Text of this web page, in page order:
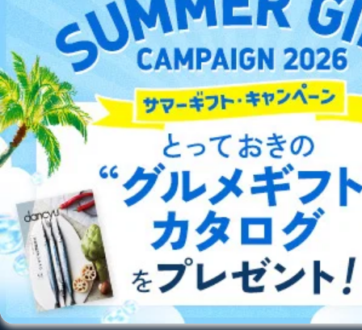
当該事業者の権利又は正当な利益を害するおそれがある
場合
③国の機関又は地方公共団体が法令の定める事務を遂行
することに対して協力する必要がある場合であって、利
用目的を本人に通知し、又は公表することによって当該
事務の遂行に支障を及ぼすおそれがあるとき
④開示対象個人情報の利用目的が明らかな場合
開示対象個人情報については、保有個人データの本人ま
たはその代理人からの利用目的の通知、開示、変更等
（内容の訂正、追加または削除）、利用停止等（「利用
の停止または消去」「第三者への提供の停止」）の求め
に対応させていただいております。 当社顧客の皆様の
個人情報は「マイページ」にログインしていただくこと
で、訂正、追加、変更を行っていただくことが出来ま
す。マイページをご利用いただけない方、その他の方に
つきましては、下記Aをご覧ください。 また、ご登録い
ただいた個人情報のうち、市町村などの名称および郵便
番号、金融機関の名称あるいはクレジットカードの有効
期限など、商品のお届けやご請求を行う上で支障がある
情報に変更があった場合には、当社が登録情報を変更さ
ご利用方法はこちら
総合案内
アフィリエイト 採用情報
プレスリリース お問い合わせ
利用規約プライバシーポリシー 特定商取引法に基づく表示
出版社の皆様へ
投資家の皆様へサイトマップ
©︎2002 FUJISAN MAGAZINE SERVICE CO., Ltd.